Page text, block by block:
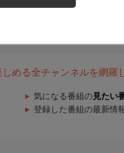
める全チャンネルを網羅
気になる番組の 見たい
登録した番組の最新情